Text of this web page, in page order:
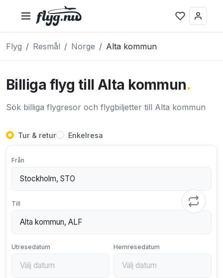
Flyg Resmål Norge Alta kommun
Billiga flyg till Alta kommun.
Sök billiga flygresor och flygbiljetter till Alta kommun
Tur & retur Enkelresa
Från
Till
Utresedatum Hemresedatum